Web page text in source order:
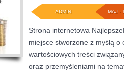
MAJ -
ADMIN
Strona internetowa
miejsce stworzone z myślą o
wartościowych treści
oraz przemyśleniami na